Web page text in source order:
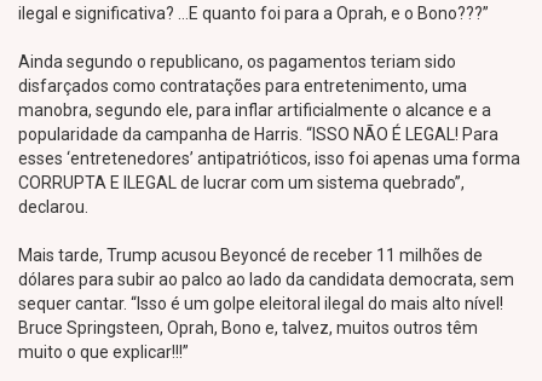
ilegal e significativa? …E quanto foi para a Oprah, e o Bono???”
Ainda segundo o republicano, os pagamentos teriam sido
disfarçados como contratações para entretenimento, uma
manobra, segundo ele, para inflar artificialmente o alcance e a
popularidade da campanha de Harris. “ISSO NÃO É LEGAL! Para
esses ‘entretenedores’ antipatrióticos, isso foi apenas uma forma
CORRUPTA E ILEGAL de lucrar com um sistema quebrado”,
declarou.
Mais tarde, Trump acusou Beyoncé de receber 11 milhões de
dólares para subir ao palco ao lado da candidata democrata, sem
sequer cantar. “Isso é um golpe eleitoral ilegal do mais alto nível!
Bruce Springsteen, Oprah, Bono e, talvez, muitos outros têm
muito o que explicar!!!”